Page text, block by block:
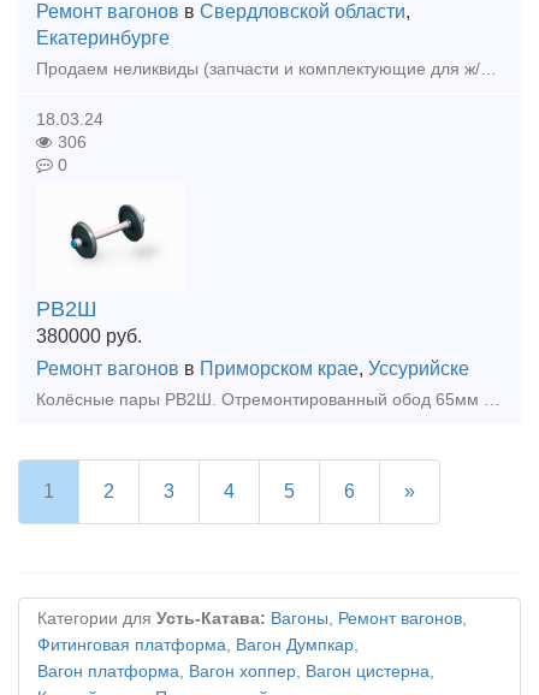
Ремонт вагонов в Свердловской области,
Екатеринбурге
Продаем неликвиды (запчасти и комплектующие для ж/д транспорта), станки, автотехнику, автозапчасти (новые). Перечень продаваемого имущества во вложенном файле. По запросу вышлем фото, список в эксель
18.03.24
306
0
РВ2Ш
380000 руб.
Ремонт вагонов в Приморском крае, Уссурийске
Колёсные пары РВ2Ш. Отремонтированный обод 65мм и более
1 2 3 4 5 6 »
Категории для Усть-Катава: Вагоны, Ремонт вагонов,
Фитинговая платформа, Вагон Думпкар,
Вагон платформа, Вагон хоппер, Вагон цистерна,